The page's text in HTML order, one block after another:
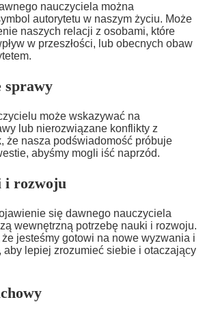
nauczyciela można
autorytetu w naszym życiu. Może
naszych relacji z osobami, które
w przeszłości, lub obecnych obaw
sprawy
może wskazywać na
lub nierozwiązane konflikty z
że nasza podświadomość próbuje
abyśmy mogli iść naprzód.
i rozwoju
się dawnego nauczyciela
wewnętrzną potrzebę nauki i rozwoju.
że jesteśmy gotowi na nowe wyzwania i
aby lepiej zrozumieć siebie i otaczający